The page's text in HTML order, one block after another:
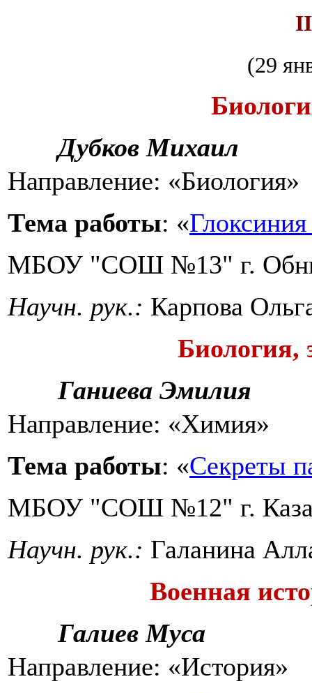
I
(29
Дубков Михаил
Направление: «Биология»
Тема работы: «
МБОУ "СОШ №13" г.
Научн. рук.: Карпова
Биология,
Ганиева Эмилия
Направление: «Химия»
Тема работы: «Секреты
МБОУ "СОШ №12" г.
Научн. рук.: Галанина
Военная
Галиев Муса
Направление: «История»